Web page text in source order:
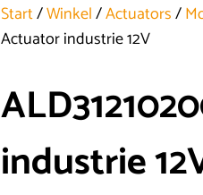
Start/Winkel/Actuators/
Actuator industrie 12V
industrie